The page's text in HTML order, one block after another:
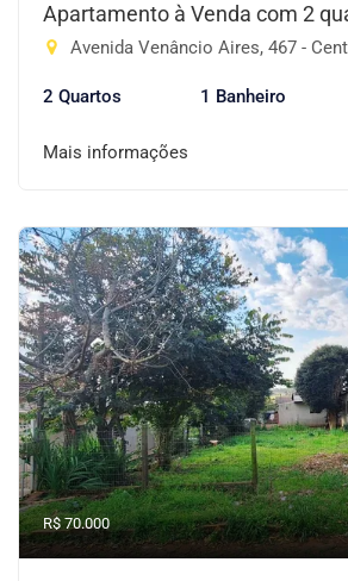
Apartamento à Venda com 2
Avenida Venâncio Aires, 467 -
2 Quartos 1 Banheiro
Mais informações
R$ 70.000